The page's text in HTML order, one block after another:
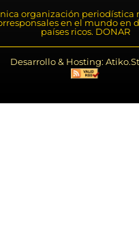
organización
en el mundo en
países ricos. DONAR
Desarrollo & Hosting: